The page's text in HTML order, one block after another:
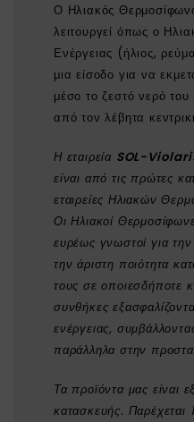
Ο Ηλιακός
λειτουργεί όπως ο
Ενέργειας (ήλιος,
μια είσοδο για να
μέσο το ζεστό νερό
από τον λέβητα
Η εταιρεία SOL-
είναι από τις πρώτες
εταιρείες Ηλιακών
Οι Ηλιακοί
ευρέως γνωστοί για
την άριστη ποιότητα
τους σε οποιεσδήποτε
συνθήκες
ενέργειας,
παράλληλα στην
Τα προϊόντα μας είναι
κατασκευής. Παρέχεται